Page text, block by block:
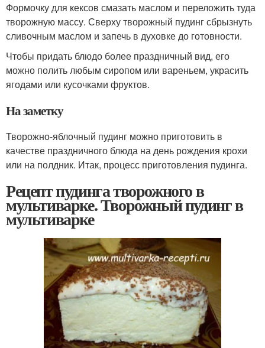
Формочку для кексов смазать маслом и переложить туда
творожную массу. Сверху творожный пудинг сбрызнуть
сливочным маслом и запечь в духовке до готовности.
Чтобы придать блюдо более праздничный вид, его
можно полить любым сиропом или вареньем, украсить
ягодами или кусочками фруктов.
На заметку
Творожно-яблочный пудинг можно приготовить в
качестве праздничного блюда на день рождения крохи
или на полдник. Итак, процесс приготовления пудинга.
Рецепт пудинга творожного в
мультиварке. Творожный пудинг в
мультиварке